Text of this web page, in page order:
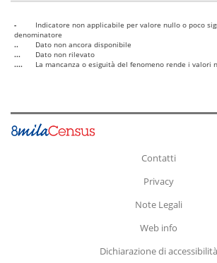
-
Indicatore non applicabile per valore nullo o poco
denominatore
..
Dato non ancora disponibile
...
Dato non rilevato
....
La mancanza o esiguità del fenomeno rende i valori
Contatti
Privacy
Note Legali
Web info
Dichiarazione di accessibilità